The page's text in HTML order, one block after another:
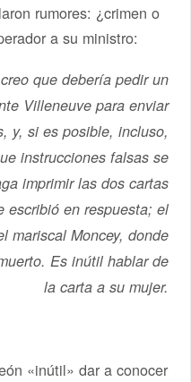
rumores: ¿crimen o
a su ministro:
que debería pedir un
Villeneuve para enviar
y, si es posible, incluso,
instrucciones falsas se
imprimir las dos cartas
escribió en respuesta; el
mariscal Moncey, donde
Es inútil hablar de
la carta a su mujer.
«inútil» dar a conocer